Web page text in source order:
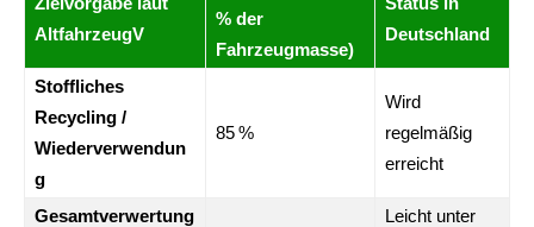
AltfahrzeugV
% der
Fahrzeugmasse)
Deutschland
Stoffliches
Recycling /
Wiederverwendun
g
85 %
Wird
regelmäßig
erreicht
Gesamtverwertung
Leicht unter